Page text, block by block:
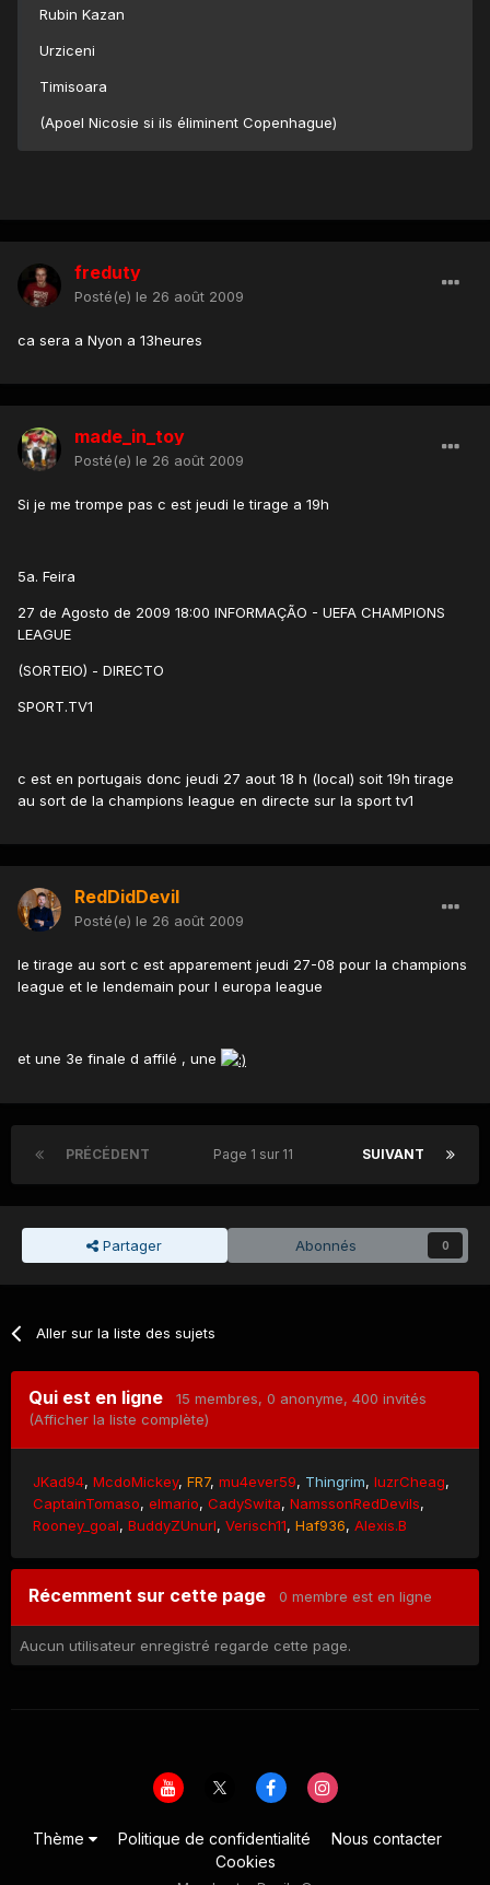
Rubin Kazan
Urziceni
Timisoara
(Apoel Nicosie si ils éliminent Copenhague)
freduty
Posté(e) le 26 août 2009
ca sera a Nyon a 13heures
made_in_toy
Posté(e) le 26 août 2009
Si je me trompe pas c est jeudi le tirage a 19h
5a. Feira
27 de Agosto de 2009 18:00 INFORMAÇÃO - UEFA CHAMPIONS
LEAGUE
(SORTEIO) - DIRECTO
SPORT.TV1
c est en portugais donc jeudi 27 aout 18 h (local) soit 19h tirage
au sort de la champions league en directe sur la sport tv1
RedDidDevil
Posté(e) le 26 août 2009
le tirage au sort c est apparement jeudi 27-08 pour la champions
league et le lendemain pour l europa league
et une 3e finale d affilé , une
PRÉCÉDENT SUIVANT
Page 1 sur 11
Partager Abonnés 0
Aller sur la liste des sujets
Qui est en ligne 15 membres, 0 anonyme, 400 invités
(Afficher la liste complète)
JKad94 McdoMickey FR7 mu4ever59 Thingrim IuzrCheag
CaptainTomaso elmario CadySwita NamssonRedDevils
Rooney_goal BuddyZUnurl Verisch11 Haf936 Alexis.B
Récemment sur cette page 0 membre est en ligne
Aucun utilisateur enregistré regarde cette page.
Thème Politique de confidentialité
Nous contacter
Cookies